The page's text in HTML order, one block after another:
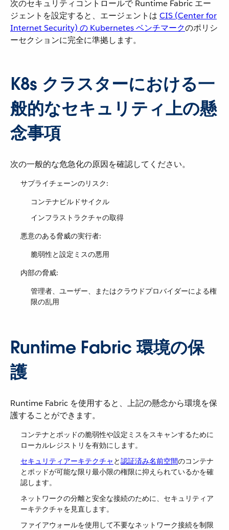
次のセキュリティコントロールで Runtime Fabric エー
ジェントを設定すると、エージェントは CIS (Center for
Internet Security) の Kubernetes ベンチマーク​のポリシ
ーセクションに完全に準拠します。
K8s クラスターにおける一
般的なセキュリティ上の懸
念事項
次の一般的な危急化の原因を確認してください。
サプライチェーンのリスク:
コンテナビルドサイクル
インフラストラクチャの取得
悪意のある脅威の実行者:
脆弱性と設定ミスの悪用
内部の脅威:
管理者、ユーザー、またはクラウドプロバイダーによる権
限の乱用
Runtime Fabric 環境の保
護
Runtime Fabric を使用すると、上記の懸念から環境を保
護することができます。
コンテナとポッドの脆弱性や設定ミスをスキャンするために
ローカルレジストリを有効にします。
セキュリティアーキテクチャ ​と​認証済み名前空間​のコンテナ
とポッドが可能な限り最小限の権限に抑えられているかを確
認します。
ネットワークの分離と安全な接続のために、セキュリティア
ーキテクチャを見直します。
ファイアウォールを使用して不要なネットワーク接続を制限